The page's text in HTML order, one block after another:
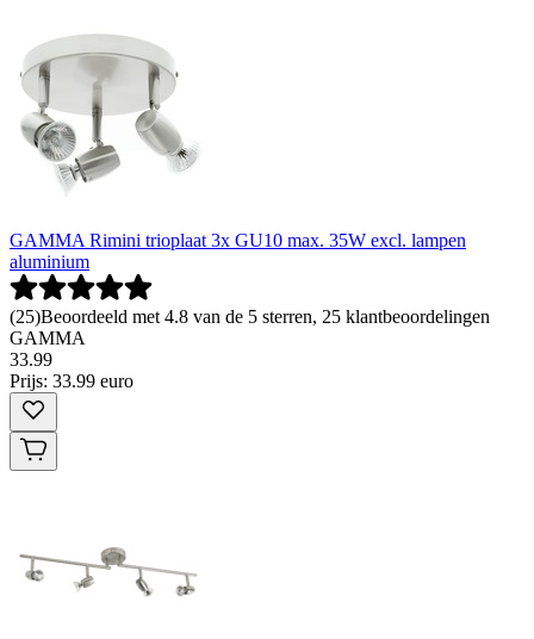
GAMMA Rimini trioplaat 3x GU10 max. 35W excl. lampen
aluminium
(25)Beoordeeld met 4.8 van de 5 sterren, 25 klantbeoordelingen
GAMMA
33.99
Prijs: 33.99 euro